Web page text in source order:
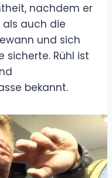
nachdem er
als auch die
und sich
sicherte. Rühl ist
bekannt.